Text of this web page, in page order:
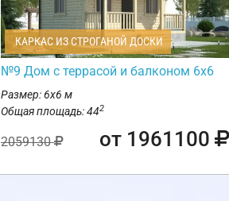
КАРКАС ИЗ СТРОГАНОЙ ДОСКИ
№9 Дом с террасой и балконом 6х6
Размер: 6х6 м
Общая площадь: 442
2059130 от 1961100